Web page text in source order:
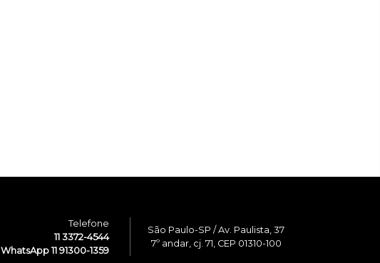
Telefone
11 3372-4544
WhatsApp 11 91300-1359
São Paulo-SP / Av. Paulista, 37
7º andar, cj. 71, CEP 01310-100